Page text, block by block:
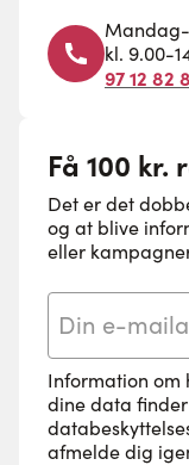
kl. 9.00-
97 12 82
Få 100
Det er det
og at blive
eller
Information om
dine data
afmelde dig